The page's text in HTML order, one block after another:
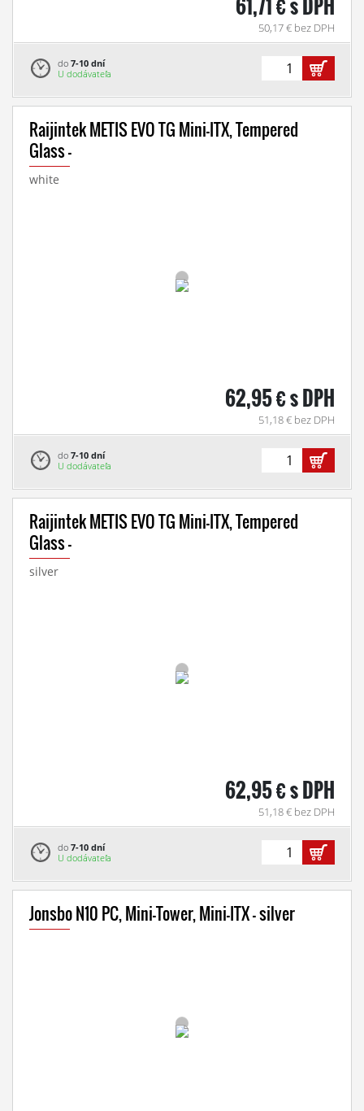
61,71 € s DPH
50,17 € bez DPH
do 7-10 dní
U dodávateľa
Raijintek METIS EVO TG Mini-ITX, Tempered
Glass -
white
62,95 € s DPH
51,18 € bez DPH
do 7-10 dní
U dodávateľa
Raijintek METIS EVO TG Mini-ITX, Tempered
Glass -
silver
62,95 € s DPH
51,18 € bez DPH
do 7-10 dní
U dodávateľa
Jonsbo N10 PC, Mini-Tower, Mini-ITX - silver